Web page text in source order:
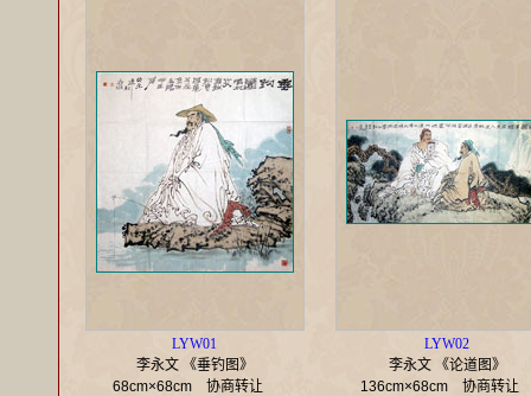
LYW01
李永文 《垂钓图》
68cm×68cm协商转让
LYW02
李永文 《论道图》
136cm×68cm 协商转